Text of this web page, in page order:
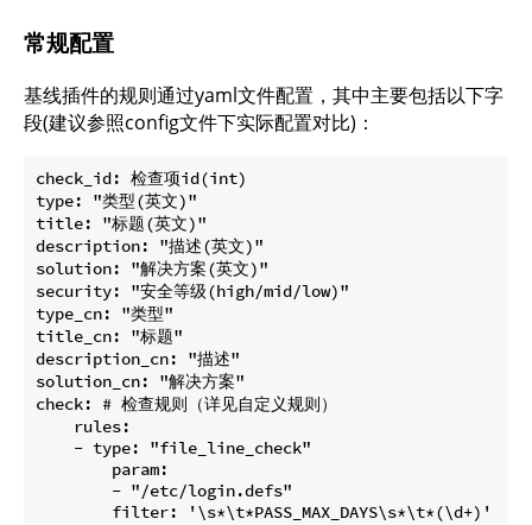
常规配置
基线插件的规则通过yaml文件配置，其中主要包括以下字
段(建议参照config文件下实际配置对比)：
check_id: 检查项id(int)
type: "类型(英文)"
title: "标题(英文)"
description: "描述(英文)"
solution: "解决方案(英文)"
security: "安全等级(high/mid/low)"
type_cn: "类型"
title_cn: "标题"
description_cn: "描述"
solution_cn: "解决方案"
check: # 检查规则（详见自定义规则）
    rules:
    - type: "file_line_check"
        param:
        - "/etc/login.defs"
        filter: '\s*\t*PASS_MAX_DAYS\s*\t*(\d+)'